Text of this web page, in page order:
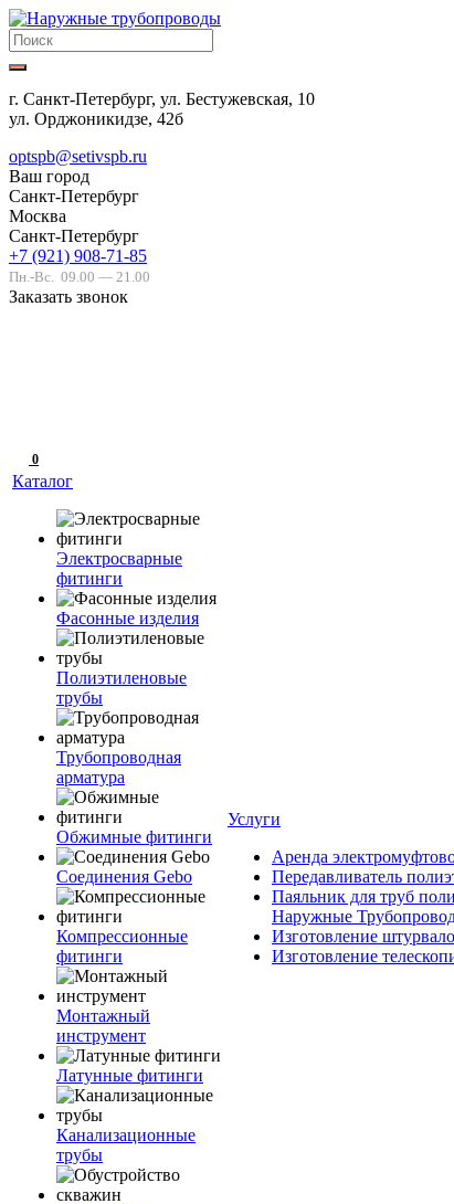
г. Санкт-Петербург, ул. Бестужевская, 10
ул. Орджоникидзе, 42б
optspb@setivspb.ru
Ваш город
Санкт-Петербург
Москва
Санкт-Петербург
+7 (921) 908-71-85
Пн.-Вс. 09.00 — 21.00
Заказать звонок
0
Каталог
Электросварные
фитинги
Фасонные изделия
Полиэтиленовые
трубы
Трубопроводная
арматура
Обжимные фитинги
Соединения Gebo
Компрессионные
фитинги
Монтажный
инструмент
Латунные фитинги
Канализационные
трубы
Услуги
Аренда
Передавливатель
Паяльник для труб
Наружные
Изготовление
Изготовление